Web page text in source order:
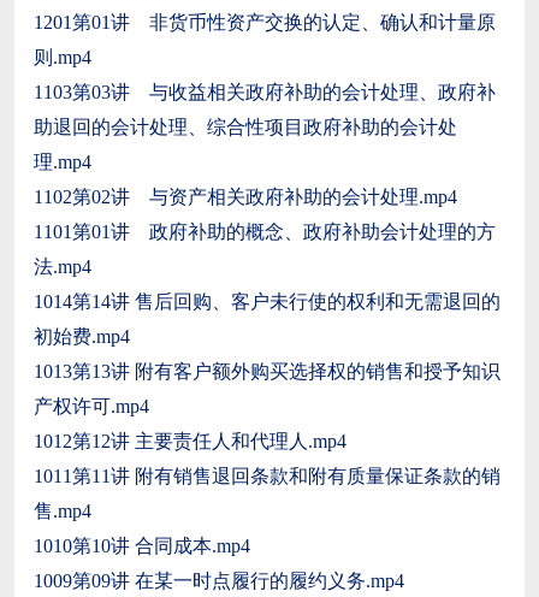
1201第01讲 非货币性资产交换的认定、确认和计量原
则.mp4
1103第03讲 与收益相关政府补助的会计处理、政府补
助退回的会计处理、综合性项目政府补助的会计处
理.mp4
1102第02讲 与资产相关政府补助的会计处理.mp4
1101第01讲 政府补助的概念、政府补助会计处理的方
法.mp4
1014第14讲 售后回购、客户未行使的权利和无需退回的
初始费.mp4
1013第13讲 附有客户额外购买选择权的销售和授予知识
产权许可.mp4
1012第12讲 主要责任人和代理人.mp4
1011第11讲 附有销售退回条款和附有质量保证条款的销
售.mp4
1010第10讲 合同成本.mp4
1009第09讲 在某一时点履行的履约义务.mp4